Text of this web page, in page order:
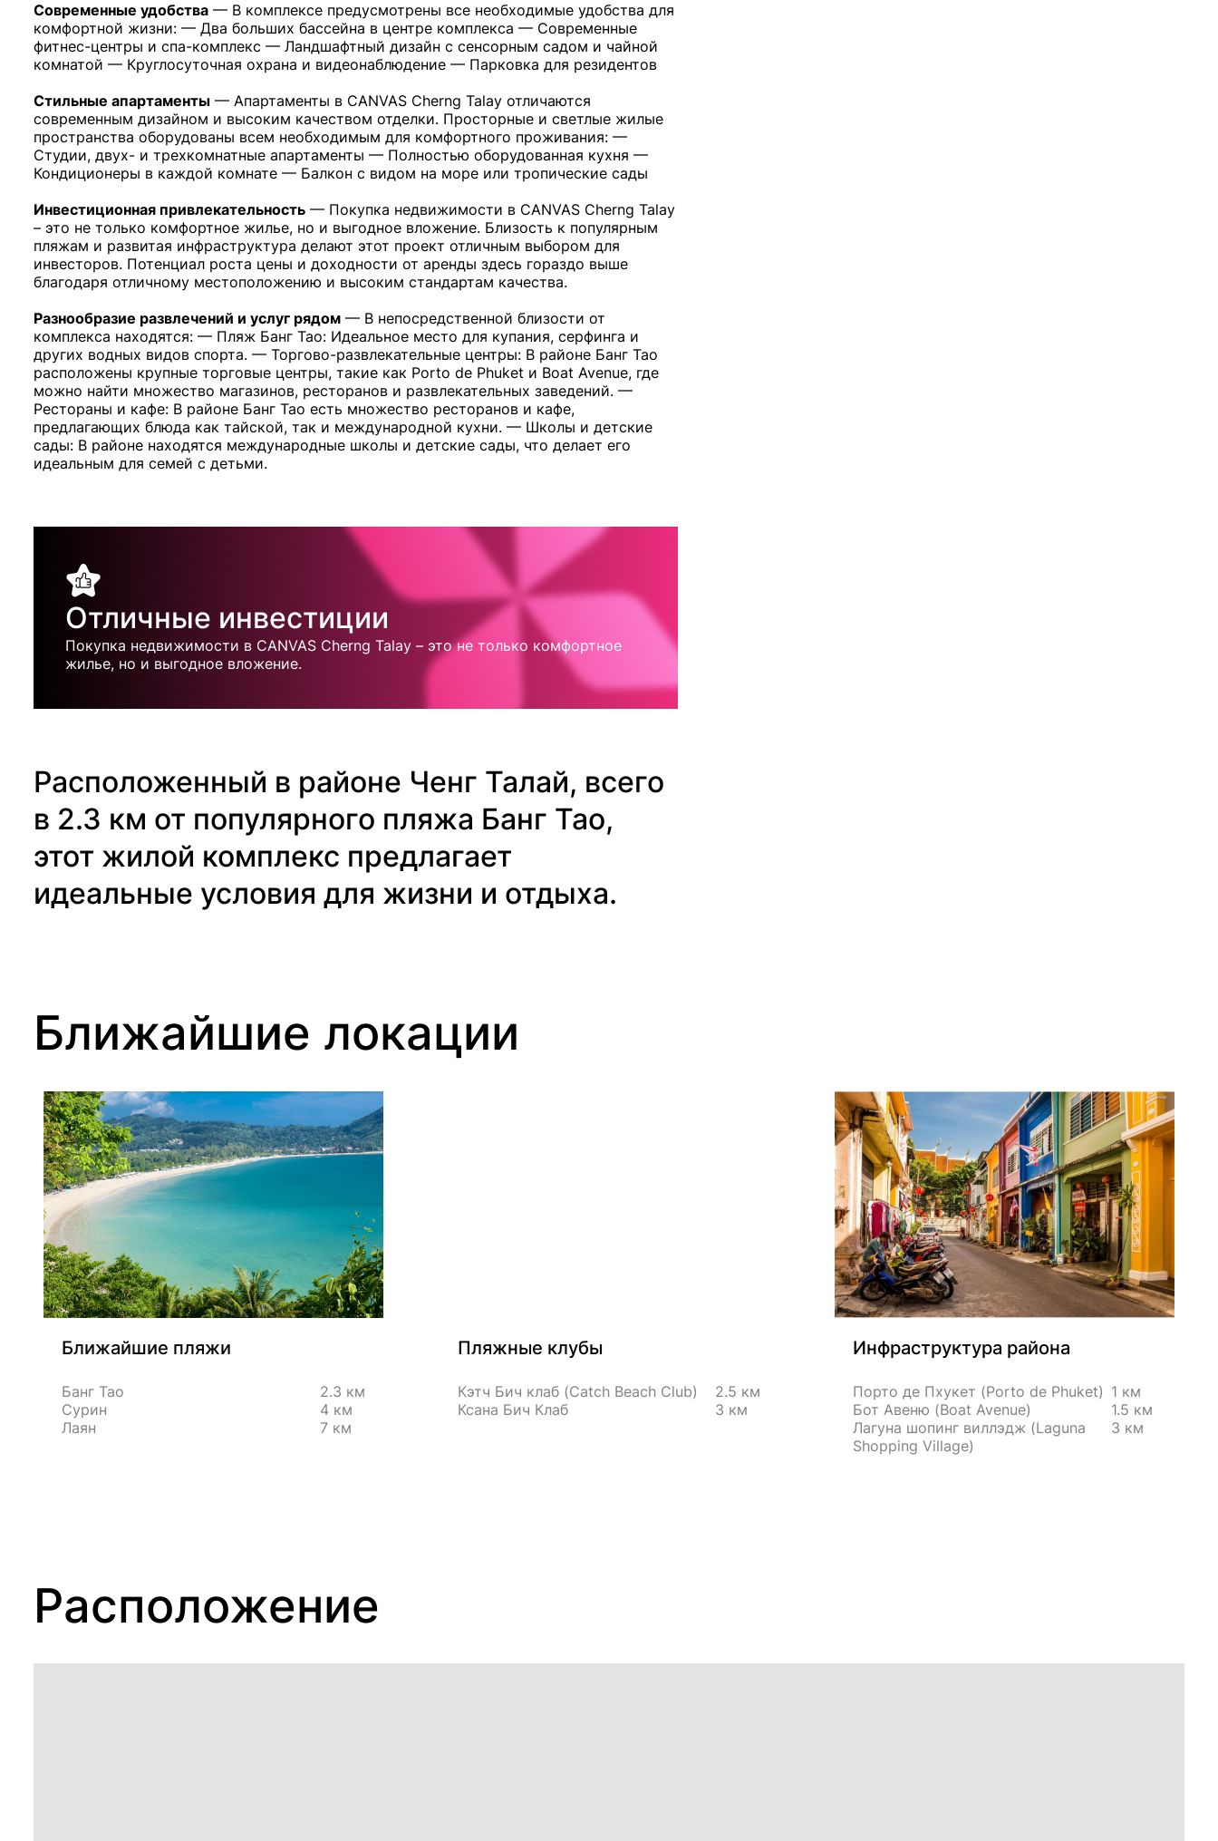
Современные удобства — В комплексе предусмотрены все необходимые удобства для
комфортной жизни: — Два больших бассейна в центре комплекса — Современные
фитнес-центры и спа-комплекс — Ландшафтный дизайн с сенсорным садом и чайной
комнатой — Круглосуточная охрана и видеонаблюдение — Парковка для резидентов
Стильные апартаменты — Апартаменты в CANVAS Cherng Talay отличаются
современным дизайном и высоким качеством отделки. Просторные и светлые жилые
пространства оборудованы всем необходимым для комфортного проживания: —
Студии, двух- и трехкомнатные апартаменты — Полностью оборудованная кухня —
Кондиционеры в каждой комнате — Балкон с видом на море или тропические сады
Инвестиционная привлекательность — Покупка недвижимости в CANVAS Cherng Talay
– это не только комфортное жилье, но и выгодное вложение. Близость к популярным
пляжам и развитая инфраструктура делают этот проект отличным выбором для
инвесторов. Потенциал роста цены и доходности от аренды здесь гораздо выше
благодаря отличному местоположению и высоким стандартам качества.
Разнообразие развлечений и услуг рядом — В непосредственной близости от
комплекса находятся: — Пляж Банг Тао: Идеальное место для купания, серфинга и
других водных видов спорта. — Торгово-развлекательные центры: В районе Банг Тао
расположены крупные торговые центры, такие как Porto de Phuket и Boat Avenue, где
можно найти множество магазинов, ресторанов и развлекательных заведений. —
Рестораны и кафе: В районе Банг Тао есть множество ресторанов и кафе,
предлагающих блюда как тайской, так и международной кухни. — Школы и детские
сады: В районе находятся международные школы и детские сады, что делает его
идеальным для семей с детьми.
Отличные инвестиции
Покупка недвижимости в CANVAS Cherng Talay – это не только комфортное
жилье, но и выгодное вложение.
Расположенный в районе Ченг Талай, всего
в 2.3 км от популярного пляжа Банг Тао,
этот жилой комплекс предлагает
идеальные условия для жизни и отдыха.
Ближайшие локации
Ближайшие пляжи
Банг Тао
2.3 км
Сурин
4 км
Лаян
7 км
Пляжные клубы
Кэтч Бич клаб (Catch Beach Club)
2.5 км
Ксана Бич Клаб
3 км
Инфраструктура района
Порто де Пхукет (Porto de Phuket) 1 км
Бот Авеню (Boat Avenue)
1.5 км
Лагуна шопинг виллэдж (Laguna
Shopping Village)
3 км
Расположение